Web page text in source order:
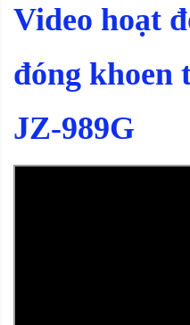
Video hoạt
đóng khoen
JZ-989G